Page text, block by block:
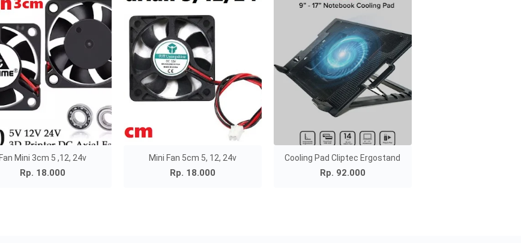
Fan Mini 3cm 5 ,12, 24v
Rp. 18.000
Mini Fan 5cm 5, 12, 24v
Rp. 18.000
Cooling Pad Cliptec Ergostand
Rp. 92.000